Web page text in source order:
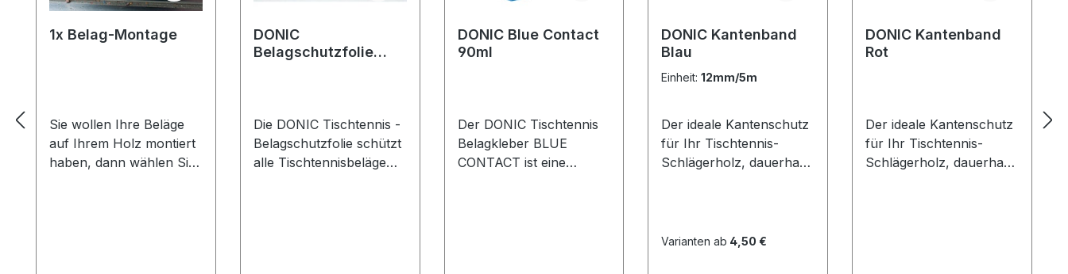
1x Belag-Montage
Sie wollen Ihre Beläge
auf Ihrem Holz montiert
haben, dann wählen Sie
DONIC
Belagschutzfolie
Die DONIC Tischtennis -
Belagschutzfolie schützt
alle Tischtennisbeläge
DONIC Blue Contact
90ml
Der DONIC Tischtennis
Belagkleber BLUE
CONTACT ist eine
DONIC Kantenband
Blau
Einheit:12mm/5m
Der ideale Kantenschutz
für Ihr Tischtennis-
Schlägerholz, dauerhaft
Varianten ab 4,50 €
DONIC Kantenband
Rot
Der ideale Kantenschutz
für Ihr Tischtennis-
Schlägerholz, dauerhaft